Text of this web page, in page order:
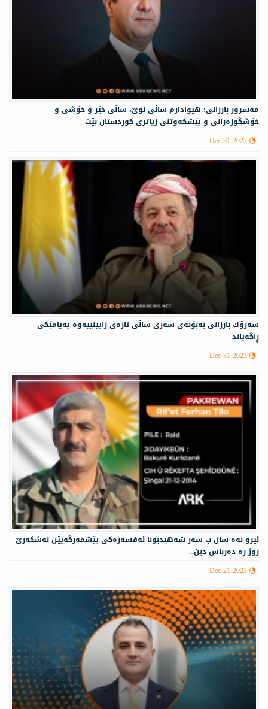
مه‌سرور بارزانی: هیوادارم ساڵی نوێ، ساڵی خێر و خۆشی و
خۆشگوزەرانی و پێشکەوتنی زیاتری کوردستان بێت
Dec 31 2023
سەرۆك بارزانی بەبۆنەی سەری ساڵی تازەی زایینییه‌وه‌ په‌یامێكی
ڕاگه‌یاند
Dec 31 2023
ئيرو نەه سال ب سه‌ر شه‌هيدبونا ئه‌فسه‌ره‌كى پێشمه‌رگه‌يێن له‌شكه‌رێ
روژ ره‌ ده‌رباس دبن..
Dec 21 2023